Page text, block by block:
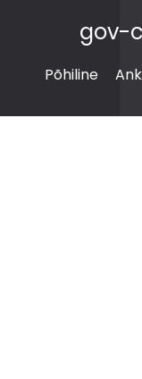
gov-
Põhiline